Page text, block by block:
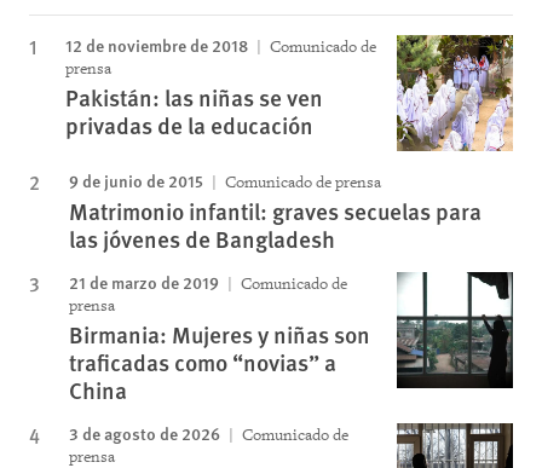
12 de noviembre de 2018
Comunicado de
prensa
Pakistán: las niñas se ven
privadas de la educación
9 de junio de 2015 Comunicado de prensa
Matrimonio infantil: graves secuelas para
las jóvenes de Bangladesh
21 de marzo de 2019
Comunicado de
prensa
Birmania: Mujeres y niñas son
traficadas como “novias” a
China
3 de agosto de 2026
Comunicado de
prensa